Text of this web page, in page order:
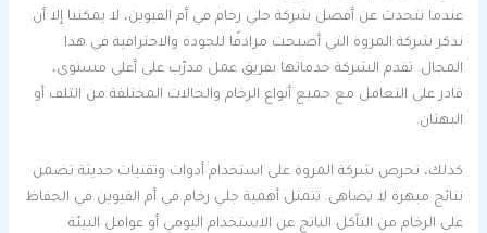
عندما نتحدث عن أفضل شركة جلي رخام في أم القيوين، لا يمكننا إلا أن
نذكر شركة المروة التي أصبحت مرادفًا للجودة والاحترافية في هذا
المجال. تقدم الشركة خدماتها بفريق عمل مدرّب على أعلى مستوى،
قادر على التعامل مع جميع أنواع الرخام والحالات المختلفة من التلف أو
البهتان.
كذلك، تحرص شركة المروة على استخدام أدوات وتقنيات حديثة تضمن
نتائج مبهرة لا تضاهى. تتمثل أهمية جلي رخام في أم القيوين في الحفاظ
على الرخام من التآكل الناتج عن الاستخدام اليومي أو عوامل البيئة